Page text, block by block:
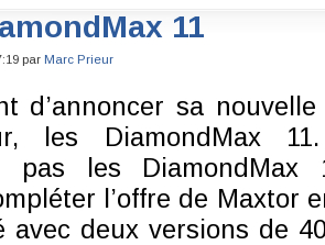
11
par Marc Prieur
d’annoncer sa
les DiamondMax
pas les DiamondMax
l’offre de Maxtor
avec deux versions de